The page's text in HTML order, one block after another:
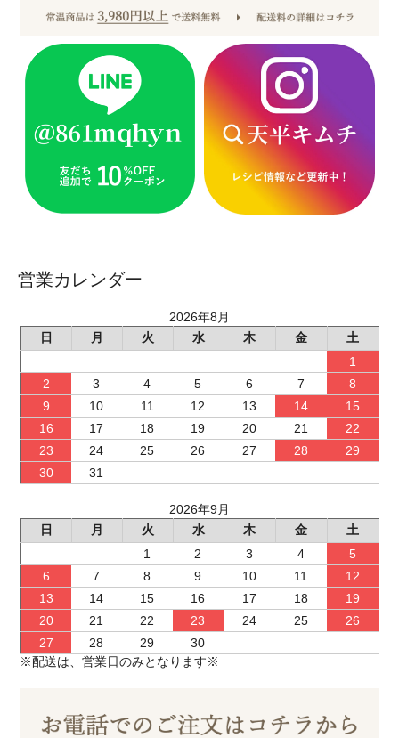
営業カレンダー
2026年8月
日
月 火 水 木 金
土
1
2
3 4 5 6 7
8
9
10 11 12 13 14
15
16
17 18 19 20 21
22
23
24 25 26 27 28
29
30
31
2026年9月
日
月 火 水 木 金
土
1
2 3 4
5
6
7 8 9 10 11
12
13
14 15 16 17 18
19
20
21 22 23 24 25
26
27
28 29
30
※配送は、営業日のみとなります※